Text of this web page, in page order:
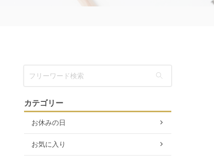
カテゴリー
お休みの日
お気に入り